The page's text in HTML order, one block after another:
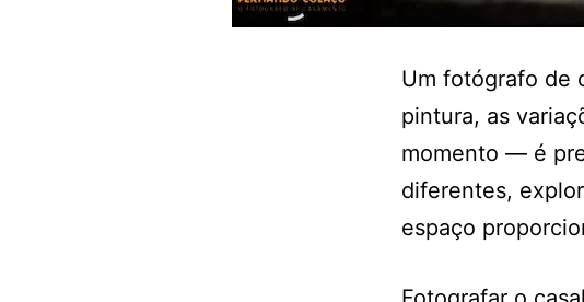
Um fotógrafo de
pintura, as
momento — é
diferentes,
espaço